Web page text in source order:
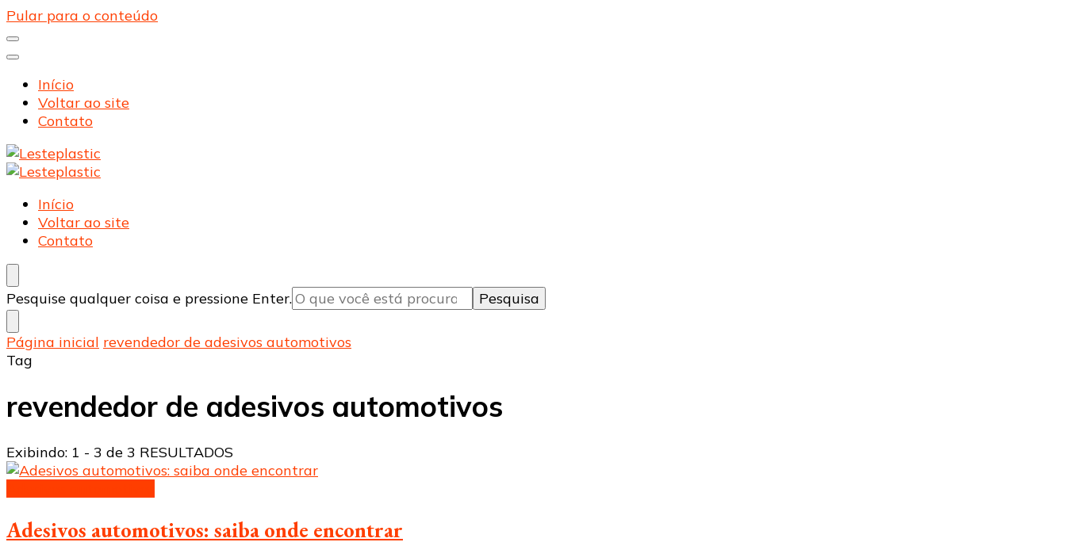
Pular para o conteúdo
Início
Voltar ao site
Contato
Lesteplastic
Blog – Lesteplastic
Lesteplastic
Blog – Lesteplastic
Início
Voltar ao site
Contato
Procurando
algo?
Pesquise qualquer coisa e pressione Enter.
Página inicial revendedor de adesivos automotivos
Tag
revendedor de adesivos automotivos
Exibindo: 1 - 3 de 3 RESULTADOS
Adesivos automotivos: saiba onde encontrar